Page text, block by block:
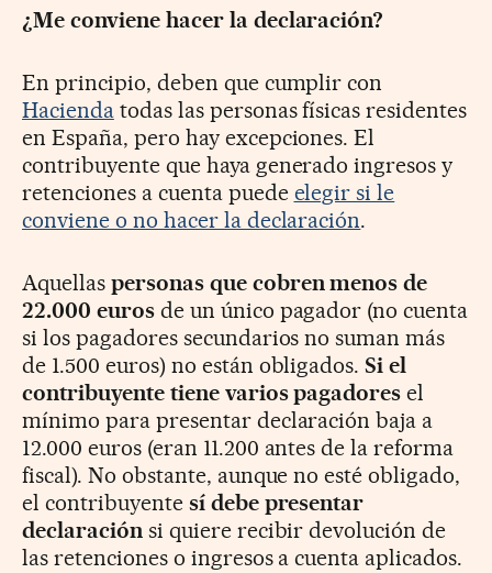
¿Me conviene hacer la declaración?
En principio, deben que cumplir con
Haciendatodas las personas físicas residentes
en España, pero hay excepciones. El
contribuyente que haya generado ingresos y
retenciones a cuenta puede elegir si le
conviene o no hacer la declaración.
Aquellas personas que cobren menos de
22.000 eurosde un único pagador (no cuenta
si los pagadores secundarios no suman más
de 1.500 euros) no están obligados.Si el
contribuyente tiene varios pagadores el
mínimo para presentar declaración baja a
12.000 euros (eran 11.200 antes de la reforma
fiscal). No obstante, aunque no esté obligado,
el contribuyente sí debe presentar
declaraciónsi quiere recibir devolución de
las retenciones o ingresos a cuenta aplicados.